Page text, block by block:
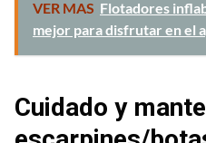
VER MAS Flotadores
mejor para disfrutar en el
Cuidado y